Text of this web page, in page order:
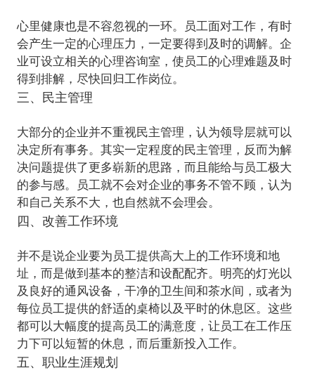
心里健康也是不容忽视的一环。员工面对工作，有时
会产生一定的心理压力，一定要得到及时的调解。企
业可设立相关的心理咨询室，使员工的心理难题及时
三、民主管理
大部分的企业并不重视民主管理，认为领导层就可以
决定所有事务。其实一定程度的民主管理，反而为解
决问题提供了更多崭新的思路，而且能给与员工极大
的参与感。员工就不会对企业的事务不管不顾，认为
四、改善工作环境
并不是说企业要为员工提供高大上的工作环境和地
址，而是做到基本的整洁和设配配齐。明亮的灯光以
及良好的通风设备，干净的卫生间和茶水间，或者为
每位员工提供的舒适的桌椅以及平时的休息区。这些
都可以大幅度的提高员工的满意度，让员工在工作压
五、职业生涯规划